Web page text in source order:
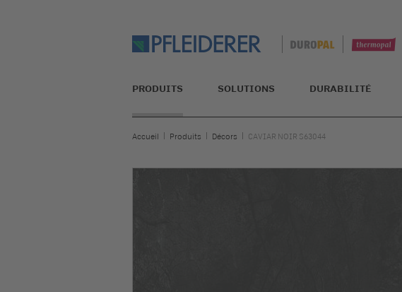
PRODUITS SOLUTIONS DURABILITÉ
Accueil Produits Décors CAVIAR NOIR S63044